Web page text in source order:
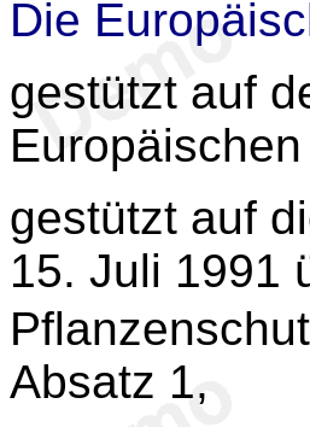
Die
gestützt auf
gestützt auf
15. Juli 1991
Absatz 1,